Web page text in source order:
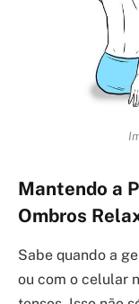
Mantendo a
Ombros
Sabe quando a
ou com o celular